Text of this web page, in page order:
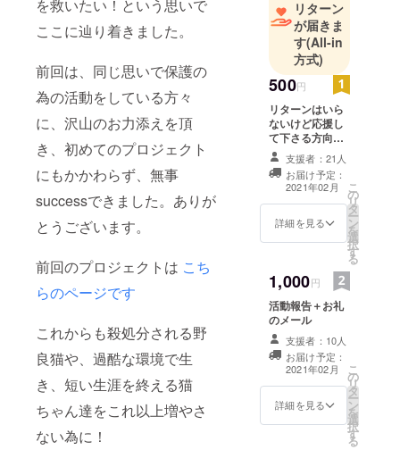
を救いたい！という思いで
ここに辿り着きました。
前回は、同じ思いで保護の
為の活動をしている方々
に、沢山のお力添えを頂
き、初めてのプロジェクト
にもかかわらず、無事
successできました。ありが
とうございます。
前回のプロジェクトは こち
らのページです
これからも殺処分される野
良猫や、過酷な環境で生
き、短い生涯を終える猫
ちゃん達をこれ以上増やさ
ない為に！
リターン
が届きま
す(All-in
方式)
500円
リターンはいら
ないけど応援し
て下さる方向け
に 活動報告にて
支援者様限定で
ご報告をします
支援者：21人
お届け予定：
2021年02月
詳細を見る
こ
の
リ
タ
ー
ン
を
選
択
す
る
1,000円
活動報告＋お礼
のメール
支援者：10人
お届け予定：
2021年02月
詳細を見る
こ
の
リ
タ
ー
ン
を
選
択
す
る